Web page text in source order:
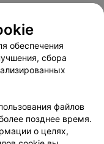
Способы оплаты
103.by
данных
обеспечения
сбора
файлов
позднее время.
о целях,